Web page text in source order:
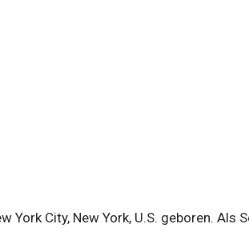
City, New York, U.S. geboren. Als